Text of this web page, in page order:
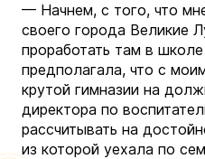
— Начнем, с того, что
своего города Великие
проработать там в
предполагала, что с
крутой гимназии на
директора по
рассчитывать на
из которой уехала по